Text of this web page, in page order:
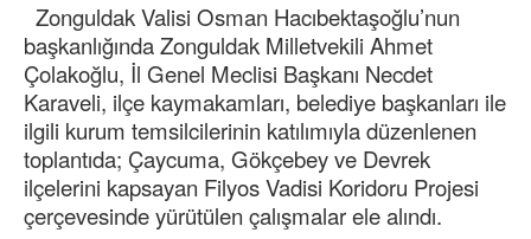
Zonguldak Valisi Osman Hacıbektaşoğlu’nun
başkanlığında Zonguldak Milletvekili Ahmet
Çolakoğlu, İl Genel Meclisi Başkanı Necdet
Karaveli, ilçe kaymakamları, belediye başkanları ile
ilgili kurum temsilcilerinin katılımıyla düzenlenen
toplantıda; Çaycuma, Gökçebey ve Devrek
ilçelerini kapsayan Filyos Vadisi Koridoru Projesi
çerçevesinde yürütülen çalışmalar ele alındı.